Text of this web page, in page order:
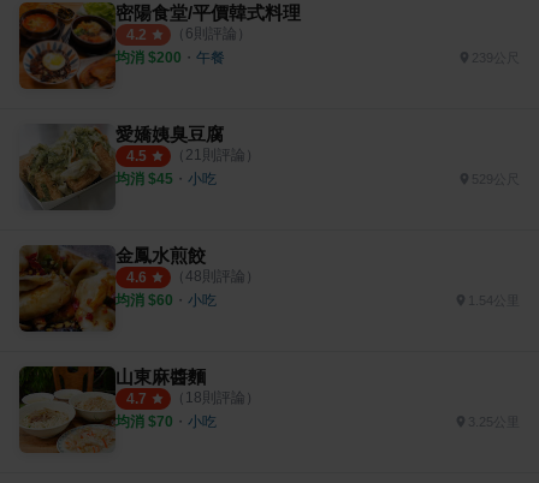
密陽食堂/平價韓式料理
4.2 （ 6則評論）
均消 $200 ・ 午餐
愛嬌姨臭豆腐
4.5 （ 21 則評論）
均消 $45 ・ 小吃 529公尺
金鳳水煎餃
4.6 （ 48則評論）
均消 $60 ・ 小吃 1.54公里
山東麻醬麵
4.7 （ 18則評論）
均消 $70 ・ 小吃 3.25公里